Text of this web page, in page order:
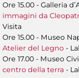
Ore 15.00 - Galleria
immagini da
Visita
Ore 15.00 - Museo
Atelier del Legno -
Ore 17.00 - Museo
centro della terra -